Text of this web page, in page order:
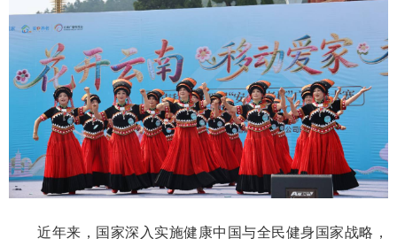
近年来，国家深入实施健康中国与全民健身国家战略，